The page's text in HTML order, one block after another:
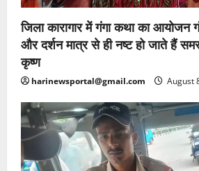
जिला कारागार में गंगा कथा का
और दर्शन मात्र से ही नष्ट हो जाते हैं
कृष्ण
harinewsportal@gmail.com August